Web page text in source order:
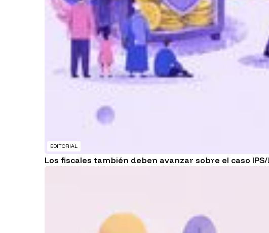
EDITORIAL
Los fiscales también deben avanzar sobre el caso